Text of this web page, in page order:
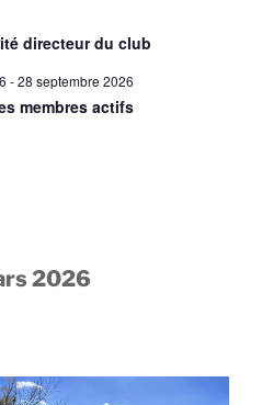
directeur du club
-28 septembre 2026
membres actifs
2026